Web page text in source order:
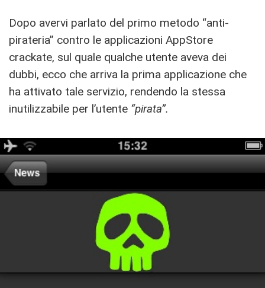
Dopo avervi parlato del primo metodo “anti-
pirateria” contro le applicazioni AppStore
crackate, sul quale qualche utente aveva dei
dubbi, ecco che arriva la prima applicazione che
ha attivato tale servizio, rendendo la stessa
inutilizzabile per l’utente “pirata”.